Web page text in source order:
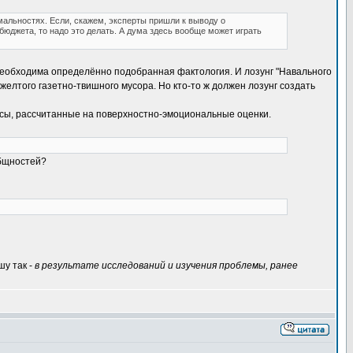
Если, скажем, эксперты пришли к выводу о
то надо это делать. А дума здесь вообще может играть
определённо подобранная фактология. И лозунг "Навального
газетно-твишного мусора. Но кто-то ж должен лозунг создать
рассчитанные на поверхностно-эмоциональные оценки.
так - в результате исследований и изучения проблемы, ранее